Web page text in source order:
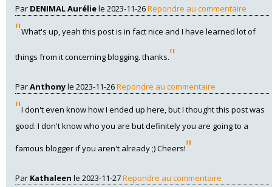
Par DENIMAL Auréliele 2023-11-26Repondre au commentaire
"What's up, yeah this post is in fact nice and I have learned lot of
things from it concerning blogging. thanks."
ParAnthonyle 2023-11-26Repondre au commentaire
"I don't even know how I ended up here, but I thought this post was
good. I don't know who you are but definitely you are going to a
famous blogger if you aren't already ;) Cheers!"
Par Kathaleen le 2023-11-27Repondre au commentaire